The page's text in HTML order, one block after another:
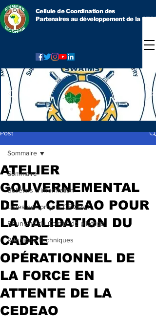
Cellule de Coordination des
Partenaires au développement de la
Post
Sommaire
Bulletins d'information
Listes des projets CEDEAO
Reunions du Comité de pilotage
Reunions Techniques
Sommaire
ATELIER
GOUVERNEMENTAL
DE LA CEDEAO POUR
LA VALIDATION DU
CADRE
OPÉRATIONNEL DE
LA FORCE EN
ATTENTE DE LA
CEDEAO